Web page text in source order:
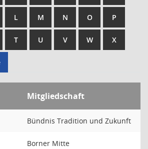
L M N O P
T U V W X
Mitgliedschaft
Bündnis Tradition und Zukunft
Borner Mitte